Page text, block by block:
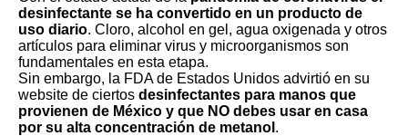
desinfectante se ha convertido en un producto de
uso diario. Cloro, alcohol en gel, agua oxigenada y otros
artículos para eliminar virus y microorganismos son
fundamentales en esta etapa.
Sin embargo, la FDA de Estados Unidos advirtió en su
website de ciertos desinfectantes para manos que
provienen de México y que NO debes usar en casa
por su alta concentración de metanol .